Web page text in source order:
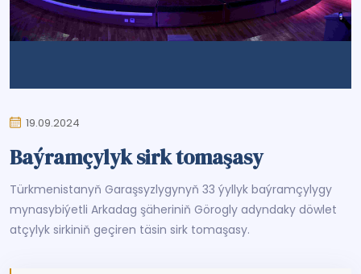
19.09.2024
Baýramçylyk sirk tomaşasy
Türkmenistanyň Garaşsyzlygynyň 33 ýyllyk baýramçylygy
mynasybiýetli Arkadag şäheriniň Görogly adyndaky döwlet
atçylyk sirkiniň geçiren täsin sirk tomaşasy.